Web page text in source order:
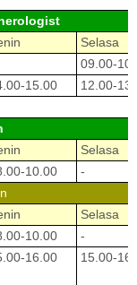
Selasa
09.00-
15.00
12.00-
Selasa
10.00
-
Selasa
10.00
-
16.00 15.00-